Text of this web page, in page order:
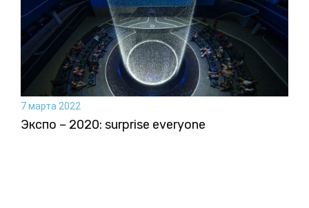
7 марта 2022
Экспо – 2020: surprise everyone